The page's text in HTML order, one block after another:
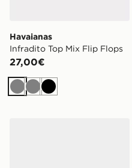
Havaianas
Infradito Top Mix Flip Flops
27,00€
GrigioGrigio
Nero